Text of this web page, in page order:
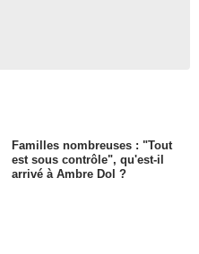
Familles nombreuses : "Tout
est sous contrôle", qu'est-il
arrivé à Ambre Dol ?